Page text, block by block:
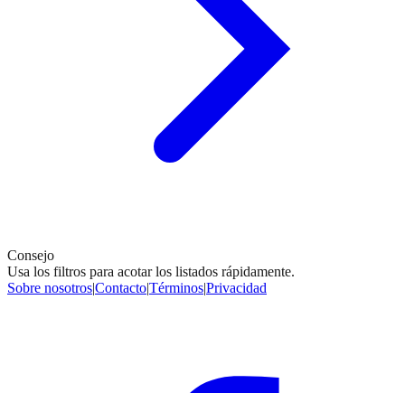
Consejo
Usa los filtros para acotar los listados rápidamente.
Sobre nosotros|Contacto|Términos|Privacidad